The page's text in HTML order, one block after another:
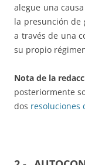
alegue una
la presunción de
a través de una
su propio
Nota de la
posteriormente
dos resoluciones